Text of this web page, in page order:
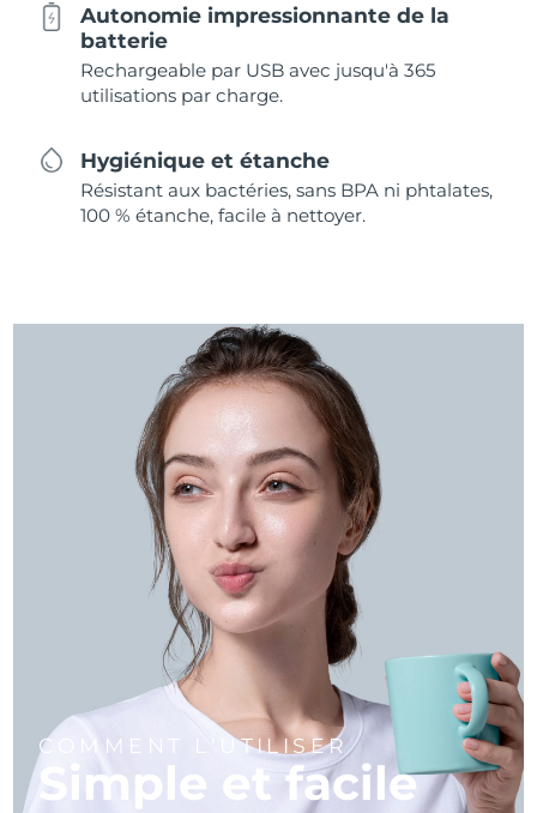
Autonomie impressionnante de la
batterie
Rechargeable par USB avec jusqu'à 365
utilisations par charge.
Hygiénique et étanche
Résistant aux bactéries, sans BPA ni phtalates,
100 % étanche, facile à nettoyer.
COMMENT L'UTILISER
Simple et facile